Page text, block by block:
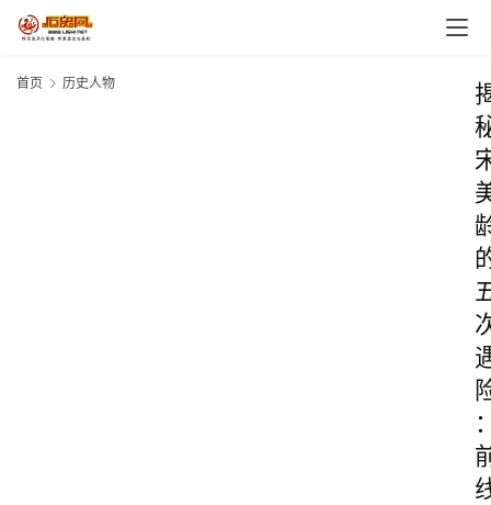
首页 历史人物